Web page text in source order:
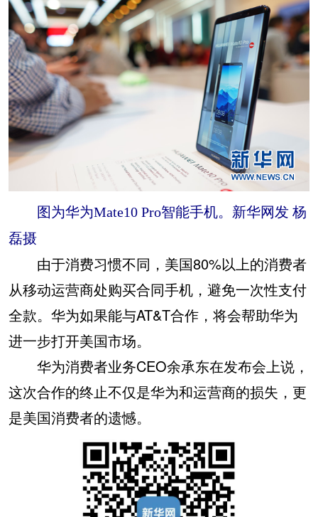
图为华为Mate10 Pro智能手机。新华网发 杨
磊摄
由于消费习惯不同，美国80%以上的消费者
从移动运营商处购买合同手机，避免一次性支付
全款。华为如果能与AT&T合作，将会帮助华为
进一步打开美国市场。
华为消费者业务CEO余承东在发布会上说，
这次合作的终止不仅是华为和运营商的损失，更
是美国消费者的遗憾。